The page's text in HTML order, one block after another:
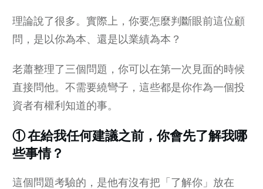
理論說了很多。實際上，你要怎麼判斷眼前這位顧
問，是以你為本、還是以業績為本？
老蕭整理了三個問題，你可以在第一次見面的時候
直接問他。不需要繞彎子，這些都是你作為一個投
資者有權利知道的事。
① 在給我任何建議之前，你會先了解我哪
些事情？
這個問題考驗的，是他有沒有把「了解你」放在